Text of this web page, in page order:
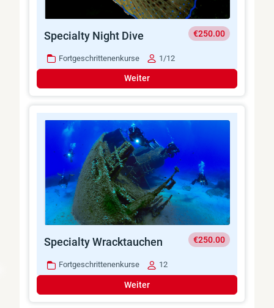
Specialty Night Dive €250.00
Fortgeschrittenenkurse 1/12
Weiter
Specialty Wracktauchen €250.00
Fortgeschrittenenkurse 12
Weiter